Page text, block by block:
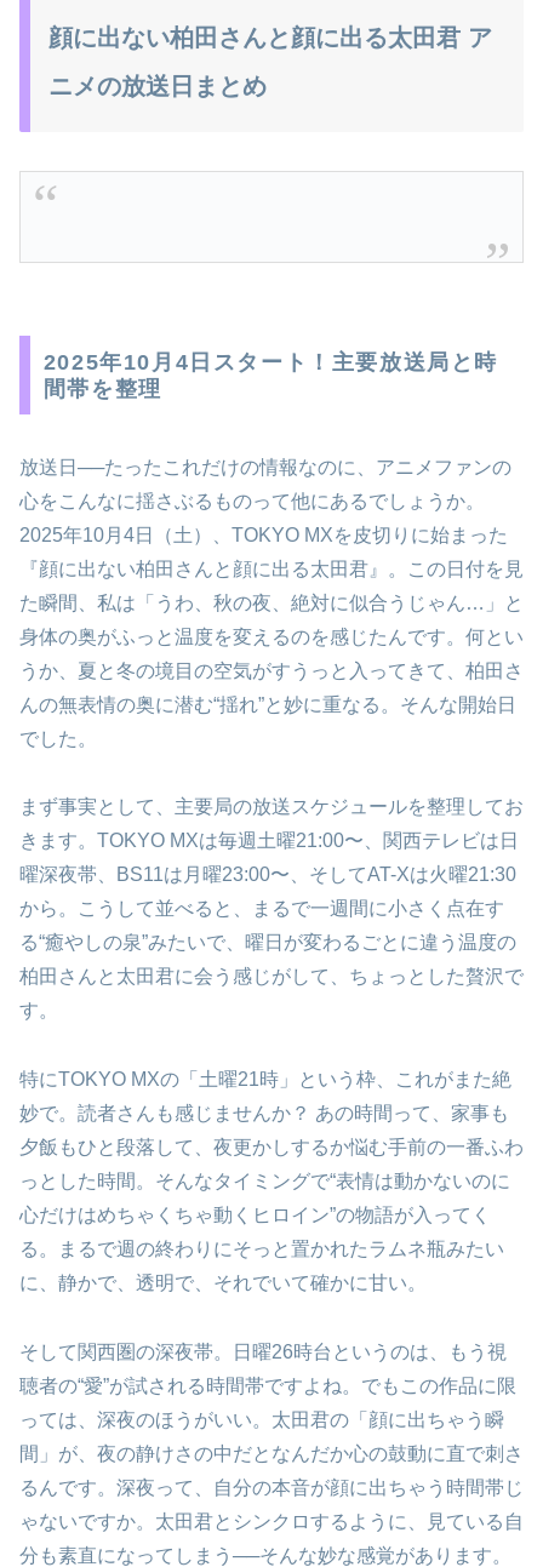
顔に出ない柏田さんと顔に出る太田君 ア
ニメの放送日まとめ
2025年10月4日スタート！主要放送局と時
間帯を整理
放送日──たったこれだけの情報なのに、アニメファンの
心をこんなに揺さぶるものって他にあるでしょうか。
2025年10月4日（土）、TOKYO MXを皮切りに始まった
『顔に出ない柏田さんと顔に出る太田君』。この日付を見
た瞬間、私は「うわ、秋の夜、絶対に似合うじゃん…」と
身体の奥がふっと温度を変えるのを感じたんです。何とい
うか、夏と冬の境目の空気がすうっと入ってきて、柏田さ
んの無表情の奥に潜む“揺れ”と妙に重なる。そんな開始日
でした。
まず事実として、主要局の放送スケジュールを整理してお
きます。TOKYO MXは毎週土曜21:00〜、関西テレビは日
曜深夜帯、BS11は月曜23:00〜、そしてAT-Xは火曜21:30
から。こうして並べると、まるで一週間に小さく点在す
る“癒やしの泉”みたいで、曜日が変わるごとに違う温度の
柏田さんと太田君に会う感じがして、ちょっとした贅沢で
す。
特にTOKYO MXの「土曜21時」という枠、これがまた絶
妙で。読者さんも感じませんか？ あの時間って、家事も
夕飯もひと段落して、夜更かしするか悩む手前の一番ふわ
っとした時間。そんなタイミングで“表情は動かないのに
心だけはめちゃくちゃ動くヒロイン”の物語が入ってく
る。まるで週の終わりにそっと置かれたラムネ瓶みたい
に、静かで、透明で、それでいて確かに甘い。
そして関西圏の深夜帯。日曜26時台というのは、もう視
聴者の“愛”が試される時間帯ですよね。でもこの作品に限
っては、深夜のほうがいい。太田君の「顔に出ちゃう瞬
間」が、夜の静けさの中だとなんだか心の鼓動に直で刺さ
るんです。深夜って、自分の本音が顔に出ちゃう時間帯じ
ゃないですか。太田君とシンクロするように、見ている自
分も素直になってしまう──そんな妙な感覚があります。